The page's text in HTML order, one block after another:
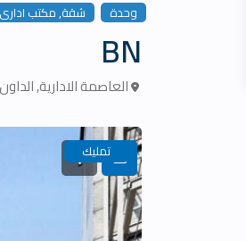
وحدة شقة,مكتب ادارى
BN
العاصمة الادارية,
تمليك